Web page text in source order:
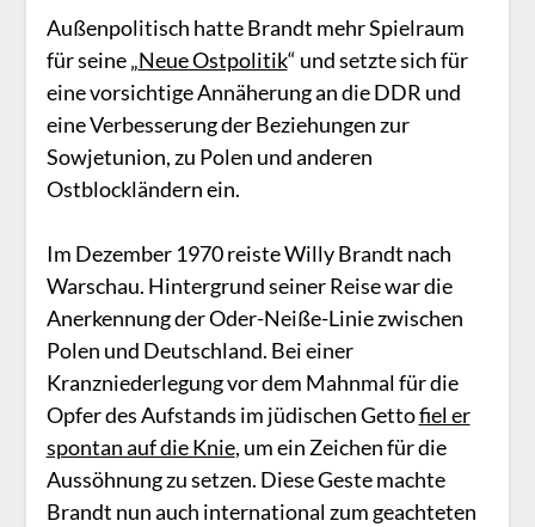
Außenpolitisch hatte Brandt mehr Spielraum
für seine „Neue Ostpolitik“ und setzte sich für
eine vorsichtige Annäherung an die DDR und
eine Verbesserung der Beziehungen zur
Sowjetunion, zu Polen und anderen
Ostblockländern ein.
Im Dezember 1970 reiste Willy Brandt nach
Warschau. Hintergrund seiner Reise war die
Anerkennung der Oder-Neiße-Linie zwischen
Polen und Deutschland. Bei einer
Kranzniederlegung vor dem Mahnmal für die
Opfer des Aufstands im jüdischen Gettofiel er
spontan auf die Knie, um ein Zeichen für die
Aussöhnung zu setzen. Diese Geste machte
Brandt nun auch international zum geachteten